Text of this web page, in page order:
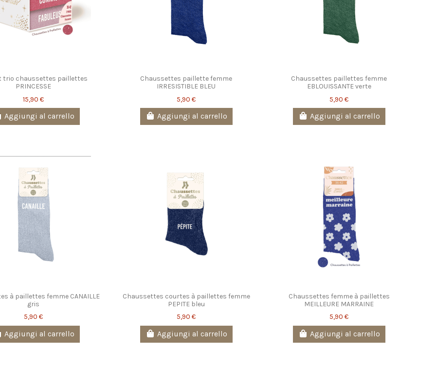
trio chaussettes paillettes
PRINCESSE
15,90 €
Aggiungi al carrello
Chaussettes paillette femme
IRRESISTIBLE BLEU
5,90 €
Aggiungi al carrello
Chaussettes paillettes femme
EBLOUISSANTE verte
5,90 €
Aggiungi al carrello
à paillettes femme CANAILLE
gris
5,90 €
Aggiungi al carrello
Chaussettes courtes à paillettes femme
PEPITE bleu
5,90 €
Aggiungi al carrello
Chaussettes femme à paillettes
MEILLEURE MARRAINE
5,90 €
Aggiungi al carrello